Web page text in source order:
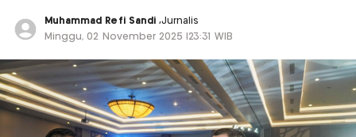
Muhammad Refi Sandi ,Jurnalis
Minggu, 02 November 2025 |23:31 WIB